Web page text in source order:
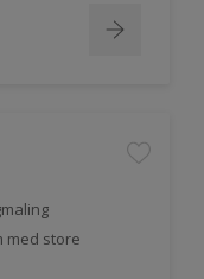
med store